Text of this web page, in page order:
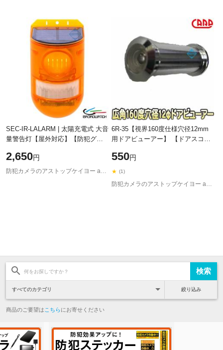
SEC-IR-LALARM | 太陽充電式 大音
量警告灯【屋外対応】【防犯グッ
【BROADWATCH】【ブロードウ
ォッチ】
2,650円
防犯カメラのアストップケイヨー au PAY マーケット店
6R-35【視界160度仕様穴径12mm
用ドアビューアー】 【ドアスコー
対応商品】
550円
★ (1)
防犯カメラのアストップケイヨー au PAY マーケット店
絞り込み
商品のご要望は こちらにお寄せください